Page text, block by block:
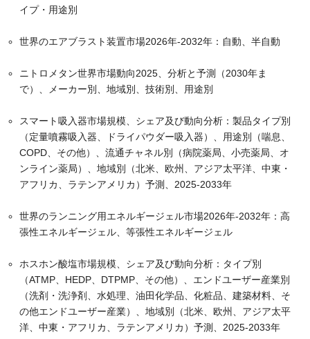
イプ・用途別
世界のエアブラスト装置市場2026年-2032年：自動、半自動
ニトロメタン世界市場動向2025、分析と予測（2030年ま
で）、メーカー別、地域別、技術別、用途別
スマート吸入器市場規模、シェア及び動向分析：製品タイプ別
（定量噴霧吸入器、ドライパウダー吸入器）、用途別（喘息、
COPD、その他）、流通チャネル別（病院薬局、小売薬局、オ
ンライン薬局）、地域別（北米、欧州、アジア太平洋、中東・
アフリカ、ラテンアメリカ）予測、2025-2033年
世界のランニング用エネルギージェル市場2026年-2032年：高
張性エネルギージェル、等張性エネルギージェル
ホスホン酸塩市場規模、シェア及び動向分析：タイプ別
（ATMP、HEDP、DTPMP、その他）、エンドユーザー産業別
（洗剤・洗浄剤、水処理、油田化学品、化粧品、建築材料、そ
の他エンドユーザー産業）、地域別（北米、欧州、アジア太平
洋、中東・アフリカ、ラテンアメリカ）予測、2025-2033年